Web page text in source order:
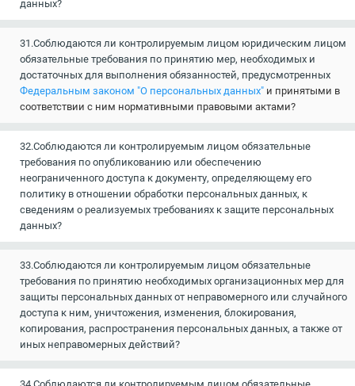
данных?
31.Соблюдаются ли контролируемым лицом юридическим лицом
обязательные требования по принятию мер, необходимых и
достаточных для выполнения обязанностей, предусмотренных
Федеральным законом "О персональных данных" и принятыми в
соответствии с ним нормативными правовыми актами?
32.Соблюдаются ли контролируемым лицом обязательные
требования по опубликованию или обеспечению
неограниченного доступа к документу, определяющему его
политику в отношении обработки персональных данных, к
сведениям о реализуемых требованиях к защите персональных
данных?
33.Соблюдаются ли контролируемым лицом обязательные
требования по принятию необходимых организационных мер для
защиты персональных данных от неправомерного или случайного
доступа к ним, уничтожения, изменения, блокирования,
копирования, распространения персональных данных, а также от
иных неправомерных действий?